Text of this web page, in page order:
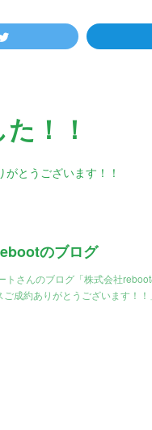
！！
とうございます！！
のブログ
トさんのブログ「株式会社
成約ありがとうございます！！